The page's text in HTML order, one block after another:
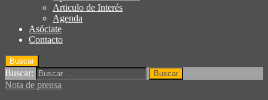
Articulo de Interés
Agenda
Asóciate
Contacto
Buscar
Buscar:
Nota de prensa